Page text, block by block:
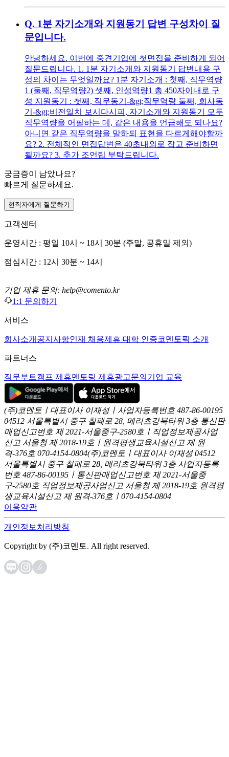
Q. 1분 자기소개와 지원동기 답변 구성차이 질
문입니다.
안녕하세요. 이번에 중견기업에 첫면접을 준비하게 되어
질문드립니다. 1. 1분 자기소개와 지원동기 답변내용 구
성의 차이는 무엇일까요? 1분 자기소개 : 첫째, 직무역량
1 (둘째, 직무역량2) 셋째, 인성역량1 총 450자이내로 구
성 지원동기 : 첫째, 직무동기-&gt;직무역량 둘째, 회사동
기-&gt;비전일치 보시다시피, 자기소개와 지원동기 모두
직무역량을 어필하는 데, 같은 내용을 언급해도 되나요?
아니면 같은 직무역량을 말하되 표현을 다르게해야할까
요? 2. 전체적인 면접답변은 40초내외로 잡고 준비하면
될까요? 3. 추가 조언팁 부탁드립니다.
궁금증이 남았나요?
빠르게 질문하세요.
현직자에게 질문하기
고객센터
운영시간 : 평일 10시 ~ 18시 30분 (주말, 공휴일 제외)
점심시간 : 12시 30분 ~ 14시
기업 제휴 문의: help@comento.kr
1:1 문의하기
서비스
회사소개 공지사항인재 채용제휴 대학 인증코멘토픽 소개
파트너스
직무부트캠프 제휴멘토링 제휴광고문의 기업 교육
(주)코멘토ㅣ대표이사 이재성ㅣ사업자등록번호 487-86-00195
04512 서울특별시 중구 칠패로 28, 메리츠강북타워 3층 통신판
매업신고번호 제 2021-서울중구-2580호ㅣ직업정보제공사업
신고 서울청 제 2018-19호ㅣ원격평생교육시설신고 제 원
격-376호 070-4154-0804(주)코멘토ㅣ대표이사 이재성 04512
서울특별시 중구 칠패로 28, 메리츠강북타워 3층 사업자등록
번호 487-86-00195ㅣ통신판매업신고번호 제 2021-서울중
구-2580호 직업정보제공사업신고 서울청 제 2018-19호 원격평
생교육시설신고 제 원격-376호ㅣ070-4154-0804
이용약관
개인정보처리방침
Copyright by (주)코멘토. All right reserved.